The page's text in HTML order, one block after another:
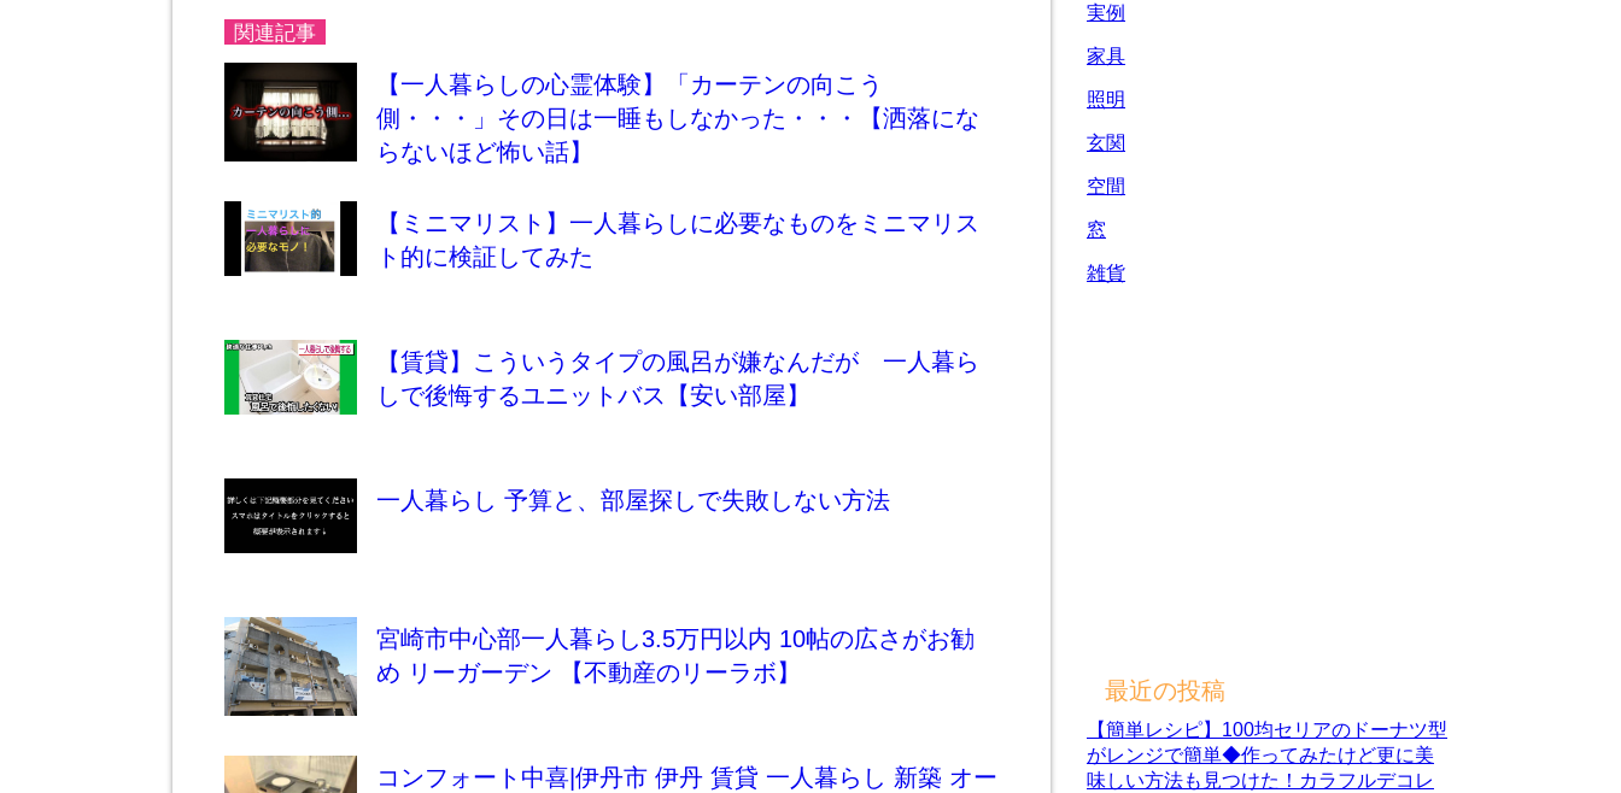
関連記事
【一人暮らしの心霊体験】「カーテンの向こう
側・・・」その日は一睡もしなかった・・・【洒落にな
らないほど怖い話】
【ミニマリスト】一人暮らしに必要なものをミニマリス
ト的に検証してみた
【賃貸】こういうタイプの風呂が嫌なんだが 一人暮ら
しで後悔するユニットバス【安い部屋】
一人暮らし 予算と、部屋探しで失敗しない方法
宮崎市中心部一人暮らし3.5万円以内 10帖の広さがお勧
め リーガーデン 【不動産のリーラボ】
コンフォート中喜|伊丹市 伊丹 賃貸 一人暮らし 新築 オー
実例
家具
照明
玄関
空間
窓
雑貨
最近の投稿
【簡単レシピ】100均セリアのドーナツ型
がレンジで簡単◆作ってみたけど更に美
味しい方法も見つけた！カラフルデコレ